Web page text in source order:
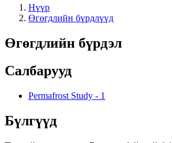
Нүүр
Өгөгдлийн бүрдлүүд
Өгөгдлийн бүрдэл
Салбарууд
Permafrost Study - 1
Бүлгүүд